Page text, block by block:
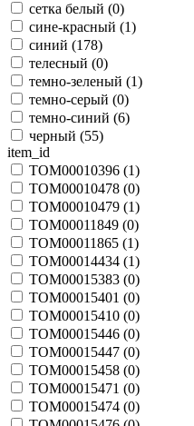
сетка белый (0)
сине-красный (1)
синий (178)
телесный (0)
темно-зеленый (1)
темно-серый (0)
темно-синий (6)
черный (55)
item_id
TOM00010396 (1)
TOM00010478 (0)
TOM00010479 (1)
TOM00011849 (0)
TOM00011865 (1)
TOM00014434 (1)
TOM00015383 (0)
TOM00015401 (0)
TOM00015410 (0)
TOM00015446 (0)
TOM00015447 (0)
TOM00015458 (0)
TOM00015471 (0)
TOM00015474 (0)